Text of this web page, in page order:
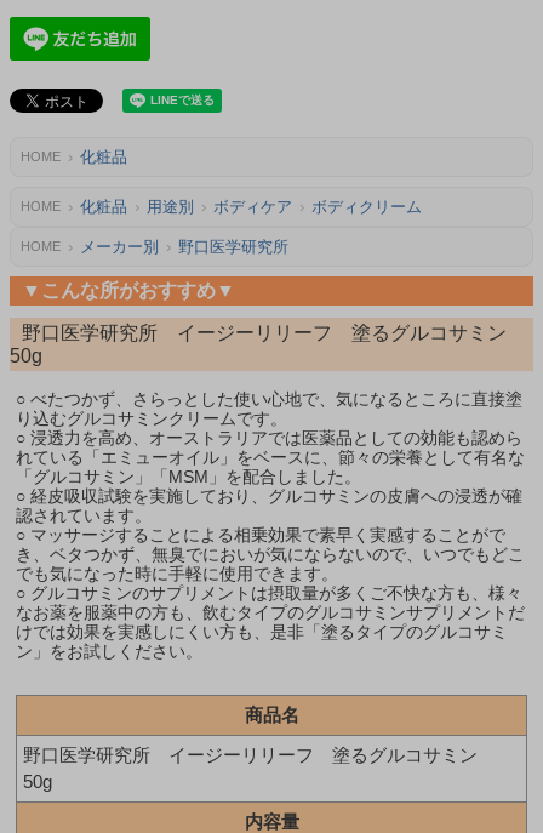
HOME 化粧品
HOME 化粧品 用途別 ボディケア ボディクリーム
HOME メーカー別 野口医学研究所
▼こんな所がおすすめ▼
野口医学研究所 イージーリリーフ 塗るグルコサミン
50g
○ べたつかず、さらっとした使い心地で、気になるところに直接塗
り込むグルコサミンクリームです。
○ 浸透力を高め、オーストラリアでは医薬品としての効能も認めら
れている「エミューオイル」をベースに、節々の栄養として有名な
「グルコサミン」「MSM」を配合しました。
○ 経皮吸収試験を実施しており、グルコサミンの皮膚への浸透が確
認されています。
○ マッサージすることによる相乗効果で素早く実感することがで
き、ベタつかず、無臭でにおいが気にならないので、いつでもどこ
でも気になった時に手軽に使用できます。
○ グルコサミンのサプリメントは摂取量が多くご不快な方も、様々
なお薬を服薬中の方も、飲むタイプのグルコサミンサプリメントだ
けでは効果を実感しにくい方も、是非「塗るタイプのグルコサミ
ン」をお試しください。
商品名
野口医学研究所 イージーリリーフ 塗るグルコサミン
50g
内容量